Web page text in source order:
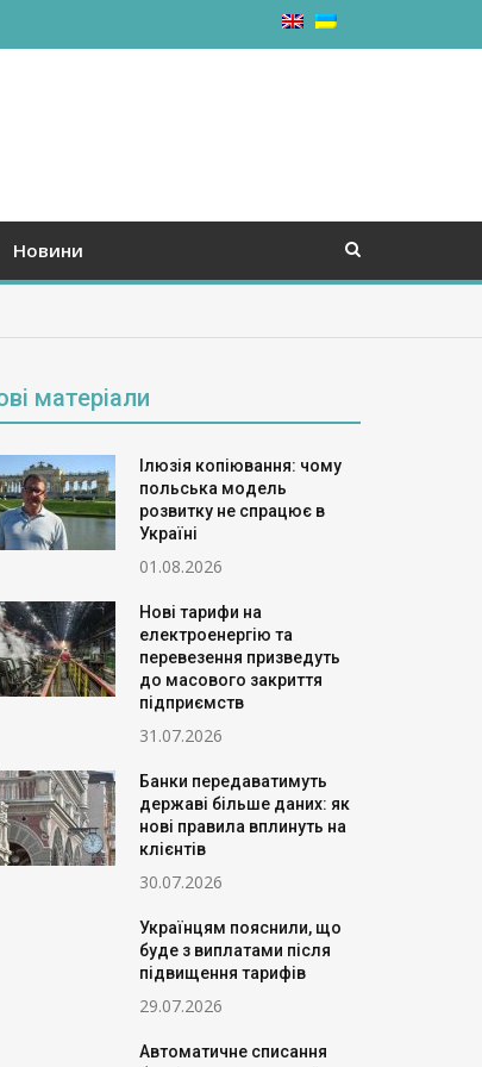
Новини
матеріали
Ілюзія копіювання: чому
польська модель
розвитку не спрацює в
Україні
01.08.2026
Нові тарифи на
електроенергію та
перевезення призведуть
до масового закриття
підприємств
31.07.2026
Банки передаватимуть
державі більше даних: як
нові правила вплинуть на
клієнтів
30.07.2026
Українцям пояснили, що
буде з виплатами після
підвищення тарифів
29.07.2026
Автоматичне списання